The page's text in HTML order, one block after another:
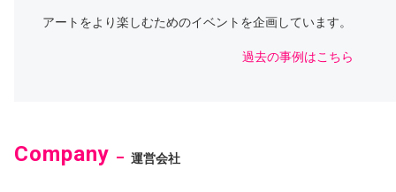
アートをより楽しむためのイベントを企画しています。
過去の事例はこちら
Company 運営会社